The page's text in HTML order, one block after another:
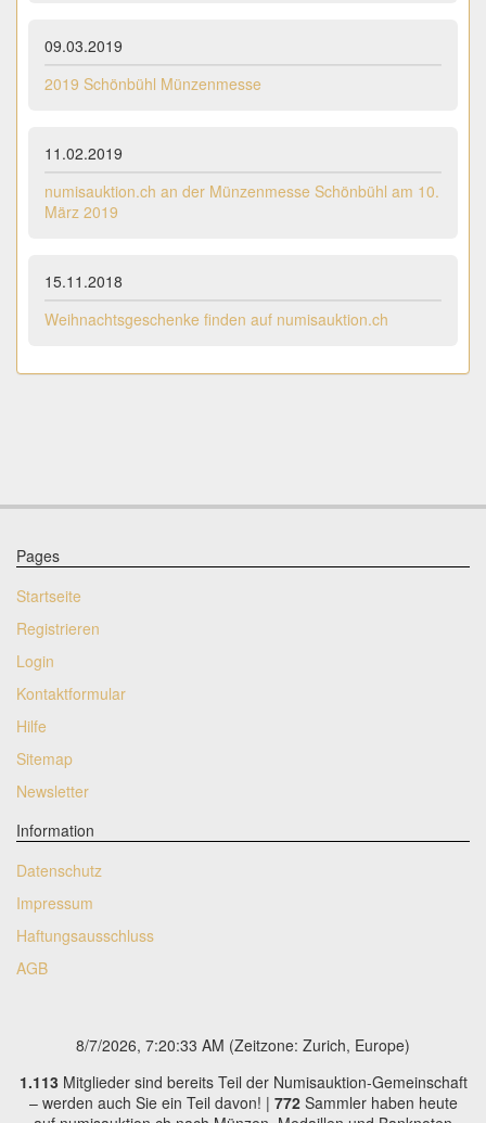
09.03.2019
2019 Schönbühl Münzenmesse
11.02.2019
numisauktion.ch an der Münzenmesse Schönbühl am 10.
März 2019
15.11.2018
Weihnachtsgeschenke finden auf numisauktion.ch
Pages
Startseite
Registrieren
Login
Kontaktformular
Hilfe
Sitemap
Newsletter
Information
Datenschutz
Impressum
Haftungsausschluss
AGB
8/7/2026, 7:20:33 AM (Zeitzone: Zurich, Europe)
1.113 Mitglieder sind bereits Teil der Numisauktion-Gemeinschaft
– werden auch Sie ein Teil davon! | 772Sammler haben heute